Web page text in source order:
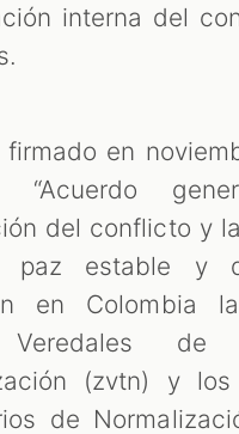
interna del
firmado en
del conflicto y
paz estable y
en Colombia
Veredales de
(zvtn) y
de